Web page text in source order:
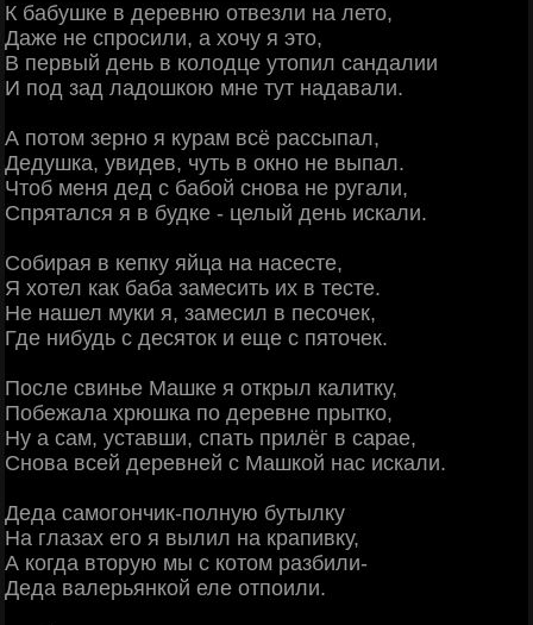
К бабушке в деревню отвезли на лето,
Даже не спросили, а хочу я это,
В первый день в колодце утопил сандалии
И под зад ладошкою мне тут надавали.
А потом зерно я курам всё рассыпал,
Дедушка, увидев, чуть в окно не выпал.
Чтоб меня дед с бабой снова не ругали,
Спрятался я в будке - целый день искали.
Собирая в кепку яйца на насесте,
Я хотел как баба замесить их в тесте.
Не нашел муки я, замесил в песочек,
Где нибудь с десяток и еще с пяточек.
После свинье Машке я открыл калитку,
Побежала хрюшка по деревне прытко,
Ну а сам, уставши, спать прилёг в сарае,
Снова всей деревней с Машкой нас искали.
Деда самогончик-полную бутылку
На глазах его я вылил на крапивку,
А когда вторую мы с котом разбили-
Деда валерьянкой еле отпоили.